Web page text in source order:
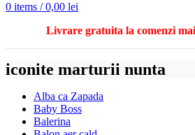
0 items / 0,00 lei
Livrare gratuita la comenzi
iconite marturii nunta
Alba ca Zapada
Baby Boss
Balerina